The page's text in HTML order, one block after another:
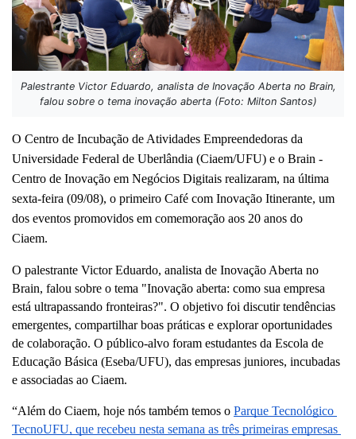
Palestrante Victor Eduardo, analista de Inovação Aberta no Brain,
falou sobre o tema inovação aberta (Foto: Milton Santos)
O Centro de Incubação de Atividades Empreendedoras da
Universidade Federal de Uberlândia (Ciaem/UFU) e o Brain -
Centro de Inovação em Negócios Digitais realizaram, na última
sexta-feira (09/08), o primeiro Café com Inovação Itinerante, um
dos eventos promovidos em comemoração aos 20 anos do
Ciaem.
O palestrante Victor Eduardo, analista de Inovação Aberta no
Brain, falou sobre o tema "Inovação aberta: como sua empresa
está ultrapassando fronteiras?". O objetivo foi discutir tendências
emergentes, compartilhar boas práticas e explorar oportunidades
de colaboração. O público-alvo foram estudantes da Escola de
Educação Básica (Eseba/UFU), das empresas juniores, incubadas
e associadas ao Ciaem.
“Além do Ciaem, hoje nós também temos o Parque Tecnológico
TecnoUFU, que recebeu nesta semana as três primeiras empresas